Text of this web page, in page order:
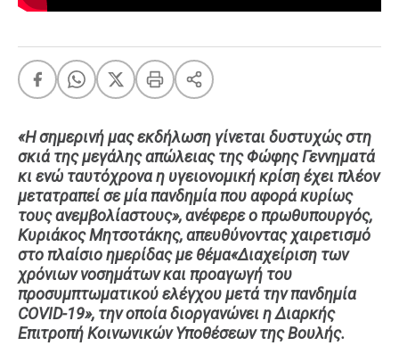
FEEDS
Πάσχα Eurovision
Retro Summer
A-List LGBTQI+
Xmas
LIFE
Food
Body+Mind
Ταξίδια
Style
«Η σημερινή μας εκδήλωση γίνεται δυστυχώς στη
σκιά της μεγάλης απώλειας της Φώφης Γεννηματά
κι ενώ ταυτόχρονα η υγειονομική κρίση έχει πλέον
μετατραπεί σε μία πανδημία που αφορά κυρίως
τους ανεμβολίαστους», ανέφερε ο πρωθυπουργός,
Κυριάκος Μητσοτάκης, απευθύνοντας χαιρετισμό
στο πλαίσιο ημερίδας με θέμα«Διαχείριση των
χρόνιων νοσημάτων και προαγωγή του
προσυμπτωματικού ελέγχου μετά την πανδημία
COVID-19», την οποία διοργανώνει η Διαρκής
Επιτροπή Κοινωνικών Υποθέσεων της Βουλής.